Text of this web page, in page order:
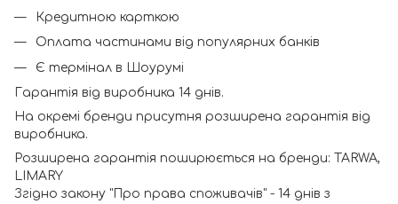
Кредитною карткою
Оплата частинами від популярних банків
Є термінал в Шоурумі
Гарантія від виробника 14 днів.
На окремі бренди присутня розширена гарантія від
виробника.
Розширена гарантія поширюється на бренди: TARWA,
LIMARY
Згідно закону "Про права споживачів" - 14 днів з